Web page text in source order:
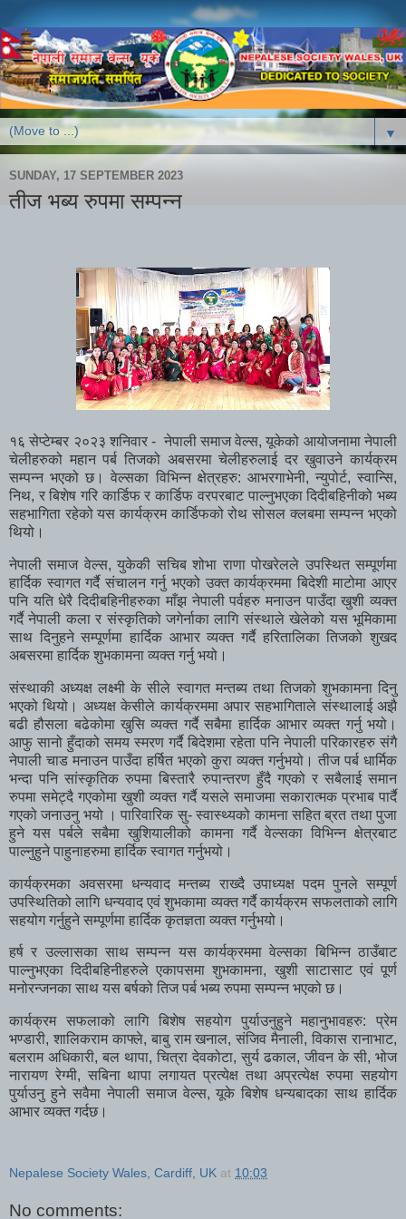
▼
SUNDAY, 17 SEPTEMBER 2023
तीज भब्य रुपमा सम्पन्न
१६ सेप्टेम्बर २०२३ शनिवार - नेपाली समाज वेल्स, यूकेको आयोजनामा नेपाली
चेलीहरुको महान पर्ब तिजको अबसरमा चेलीहरुलाई दर खुवाउने कार्यक्रम
सम्पन्न भएको छ। वेल्सका विभिन्न क्षेत्रहरु: आभरगाभेनी, न्युपोर्ट, स्वान्सि,
निथ, र बिशेष गरि कार्डिफ र कार्डिफ वरपरबाट पाल्नुभएका दिदीबहिनीको भब्य
सहभागिता रहेको यस कार्यक्रम कार्डिफको रोथ सोसल क्लबमा सम्पन्न भएको
थियो।
नेपाली समाज वेल्स, युकेकी सचिब शोभा राणा पोखरेलले उपस्थित सम्पूर्णमा
हार्दिक स्वागत गर्दै संचालन गर्नु भएको उक्त कार्यक्रममा बिदेशी माटोमा आएर
पनि यति धेरै दिदीबहिनीहरुका माँझ नेपाली पर्वहरु मनाउन पाउँदा खुशी व्यक्त
गर्दै नेपाली कला र संस्कृतिको जगेर्नाका लागि संस्थाले खेलेको यस भूमिकामा
साथ दिनुहने सम्पूर्णमा हार्दिक आभार व्यक्त गर्दै हरितालिका तिजको शुखद
अबसरमा हार्दिक शुभकामना व्यक्त गर्नु भयो।
संस्थाकी अध्यक्ष लक्ष्मी के सीले स्वागत मन्तब्य तथा तिजको शुभकामना दिनु
भएको थियो। अध्यक्ष केसीले कार्यक्रममा अपार सहभागिताले संस्थालाई अझै
बढी हौसला बढेकोमा खुसि व्यक्त गर्दै सबैमा हार्दिक आभार व्यक्त गर्नु भयो।
आफु सानो हुँदाको समय स्मरण गर्दै बिदेशमा रहेता पनि नेपाली परिकारहरु संगै
नेपाली चाड मनाउन पाउँदा हर्षित भएको कुरा व्यक्त गर्नुभयो। तीज पर्ब धार्मिक
भन्दा पनि सांस्कृतिक रुपमा बिस्तारै रुपान्तरण हुँदै गएको र सबैलाई समान
रुपमा समेट्दै गएकोमा खुशी व्यक्त गर्दै यसले समाजमा सकारात्मक प्रभाब पार्दै
गएको जनाउनु भयो । पारिवारिक सु- स्वास्थ्यको कामना सहित ब्रत तथा पुजा
हुने यस पर्बले सबैमा खुशियालीको कामना गर्दै वेल्सका विभिन्न क्षेत्रबाट
पाल्नुहुने पाहुनाहरुमा हार्दिक स्वागत गर्नुभयो।
कार्यक्रमका अवसरमा धन्यवाद मन्तब्य राख्दै उपाध्यक्ष पदम पुनले सम्पूर्ण
उपस्थितिको लागि धन्यवाद एवं शुभकामा व्यक्त गर्दै कार्यक्रम सफलताको लागि
सहयोग गर्नुहुने सम्पूर्णमा हार्दिक कृतज्ञता व्यक्त गर्नुभयो।
हर्ष र उल्लासका साथ सम्पन्न यस कार्यक्रममा वेल्सका बिभिन्न ठाउँबाट
पाल्नुभएका दिदीबहिनीहरुले एकापसमा शुभकामना, खुशी साटासाट एवं पूर्ण
मनोरन्जनका साथ यस बर्षको तिज पर्ब भब्य रुपमा सम्पन्न भएको छ।
कार्यक्रम सफलाको लागि बिशेष सहयोग पुर्याउनुहुने महानुभावहरु: प्रेम
भण्डारी, शालिकराम काफ्ले, बाबु राम खनाल, संजिव मैनाली, विकास रानाभाट,
बलराम अधिकारी, बल थापा, चित्रा देवकोटा, सुर्य ढकाल, जीवन के सी, भोज
नारायण रेग्मी, सबिना थापा लगायत प्रत्येक्ष तथा अप्रत्येक्ष रुपमा सहयोग
पुर्याउनु हुने सवैमा नेपाली समाज वेल्स, यूके बिशेष धन्यबादका साथ हार्दिक
आभार व्यक्त गर्दछ।
Nepalese Society Wales, Cardiff, UK at 10:03
No comments: